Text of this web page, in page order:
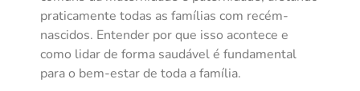
praticamente todas as famílias com recém-
nascidos. Entender por que isso acontece e
como lidar de forma saudável é fundamental
para o bem-estar de toda a família.